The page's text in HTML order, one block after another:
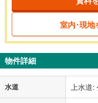
室内･現地
物件詳細
水道 上水道: